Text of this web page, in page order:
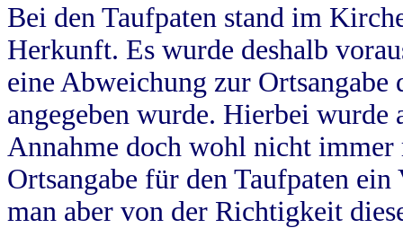
Bei den Taufpaten stand im
Herkunft. Es wurde deshalb
eine Abweichung zur
angegeben wurde. Hierbei wurde
Annahme doch wohl nicht
Ortsangabe für den Taufpaten
man aber von der Richtigkeit